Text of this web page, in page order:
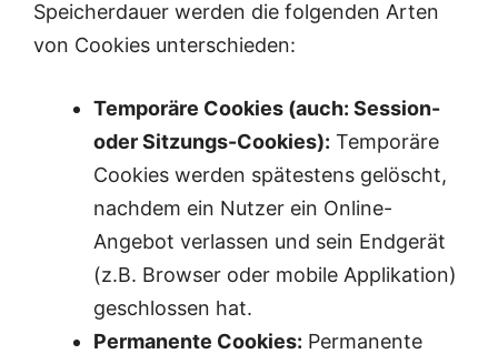
Speicherdauer werden die folgenden Arten
von Cookies unterschieden:
Temporäre Cookies (auch: Session-
oder Sitzungs-Cookies): Temporäre
Cookies werden spätestens gelöscht,
nachdem ein Nutzer ein Online-
Angebot verlassen und sein Endgerät
(z.B. Browser oder mobile Applikation)
geschlossen hat.
Permanente Cookies: Permanente